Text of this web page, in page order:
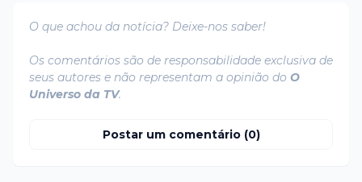
O que achou da notícia? Deixe-nos saber!
Os comentários são de responsabilidade exclusiva de
seus autores e não representam a opinião do O
Universo da TV.
Postar um comentário (0)